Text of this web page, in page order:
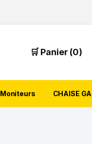
🛒 Panier (0)
Moniteurs CHAISE